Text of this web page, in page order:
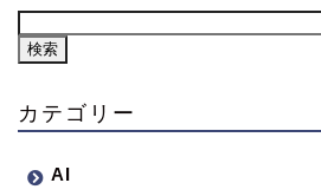
カテゴリー
AI